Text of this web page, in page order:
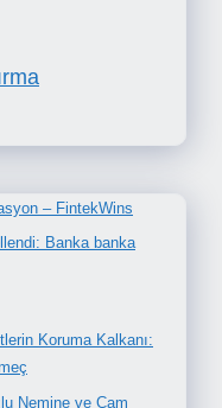
– FintekWins
Banka banka
Koruma Kalkanı:
Nemine ve Çam